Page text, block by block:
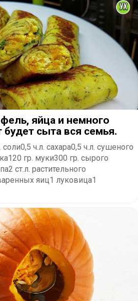
яйца и немного
будет сыта вся семья.
ч.л. сахара0,5 ч.л. сушеного
гр. муки300 гр. сырого
ст.л. растительного
яиц1 луковица1